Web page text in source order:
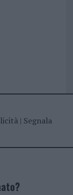
| Segnala